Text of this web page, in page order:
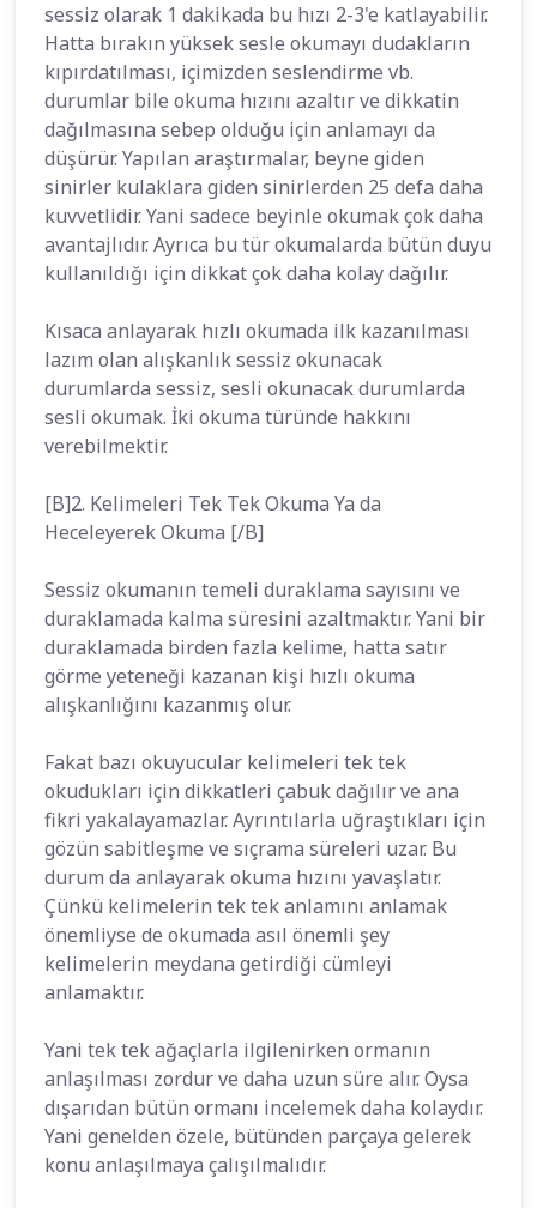
sessiz olarak 1 dakikada bu hızı 2-3'e katlayabilir.
Hatta bırakın yüksek sesle okumayı dudakların
kıpırdatılması, içimizden seslendirme vb.
durumlar bile okuma hızını azaltır ve dikkatin
dağılmasına sebep olduğu için anlamayı da
düşürür. Yapılan araştırmalar, beyne giden
sinirler kulaklara giden sinirlerden 25 defa daha
kuvvetlidir. Yani sadece beyinle okumak çok daha
avantajlıdır. Ayrıca bu tür okumalarda bütün duyu
kullanıldığı için dikkat çok daha kolay dağılır.
Kısaca anlayarak hızlı okumada ilk kazanılması
lazım olan alışkanlık sessiz okunacak
durumlarda sessiz, sesli okunacak durumlarda
sesli okumak. İki okuma türünde hakkını
verebilmektir.
[B]2. Kelimeleri Tek Tek Okuma Ya da
Heceleyerek Okuma [/B]
Sessiz okumanın temeli duraklama sayısını ve
duraklamada kalma süresini azaltmaktır. Yani bir
duraklamada birden fazla kelime, hatta satır
görme yeteneği kazanan kişi hızlı okuma
alışkanlığını kazanmış olur.
Fakat bazı okuyucular kelimeleri tek tek
okudukları için dikkatleri çabuk dağılır ve ana
fikri yakalayamazlar. Ayrıntılarla uğraştıkları için
gözün sabitleşme ve sıçrama süreleri uzar. Bu
durum da anlayarak okuma hızını yavaşlatır.
Çünkü kelimelerin tek tek anlamını anlamak
önemliyse de okumada asıl önemli şey
kelimelerin meydana getirdiği cümleyi
anlamaktır.
Yani tek tek ağaçlarla ilgilenirken ormanın
anlaşılması zordur ve daha uzun süre alır. Oysa
dışarıdan bütün ormanı incelemek daha kolaydır.
Yani genelden özele, bütünden parçaya gelerek
konu anlaşılmaya çalışılmalıdır.